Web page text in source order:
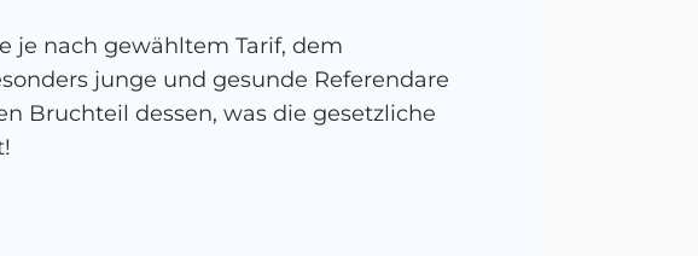
je nach gewähltem Tarif, dem
junge und gesunde Referendare
Bruchteil dessen, was die gesetzliche